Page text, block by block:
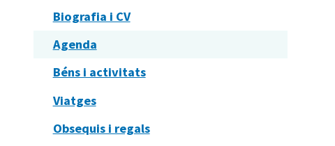
Biografia i CV
Agenda
Béns i activitats
Viatges
Obsequis i regals